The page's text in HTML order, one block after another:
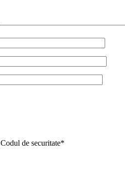
Codul de securitate*